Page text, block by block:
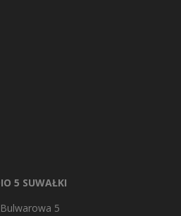
5 SUWAŁKI
5